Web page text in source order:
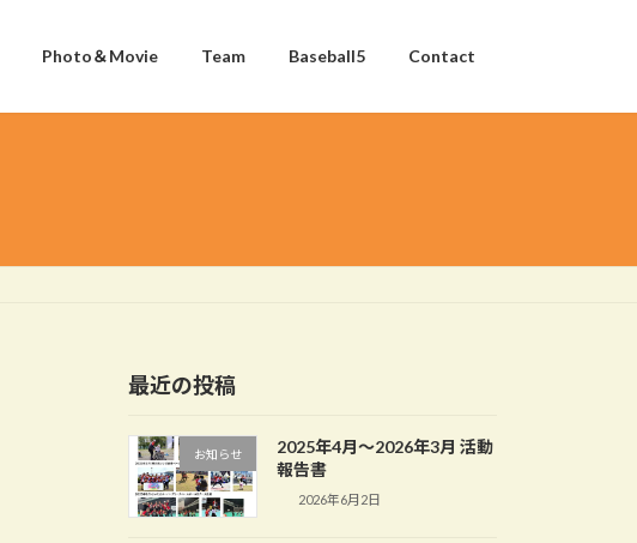
Photo＆Movie Team Baseball5 Contact
最近の投稿
お知らせ
2025年4月〜2026年3月 活動
報告書
2026年6月2日